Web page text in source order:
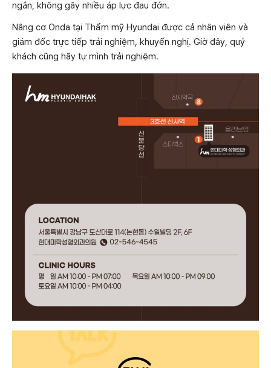
ngắn, không gây nhiều áp lực đau đớn.
Nâng cơ Onda tại Thẩm mỹ Hyundai được cả nhân viên và
giám đốc trực tiếp trải nghiệm, khuyến nghị. Giờ đây, quý
khách cũng hãy tự mình trải nghiệm.